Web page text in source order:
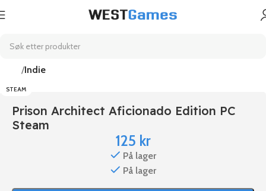
Indie
STEAM
Prison Architect Aficionado Edition PC
Steam
125 kr
På lager
På lager